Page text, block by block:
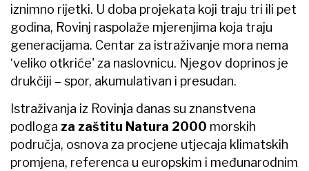
iznimno rijetki. U doba projekata koji traju tri ili pet
godina, Rovinj raspolaže mjerenjima koja traju
generacijama. Centar za istraživanje mora nema
‘veliko otkriće' za naslovnicu. Njegov doprinos je
drukčiji – spor, akumulativan i presudan.
Istraživanja iz Rovinja danas su znanstvena
podloga za zaštitu Natura 2000 morskih
područja, osnova za procjene utjecaja klimatskih
promjena, referenca u europskim i međunarodnim